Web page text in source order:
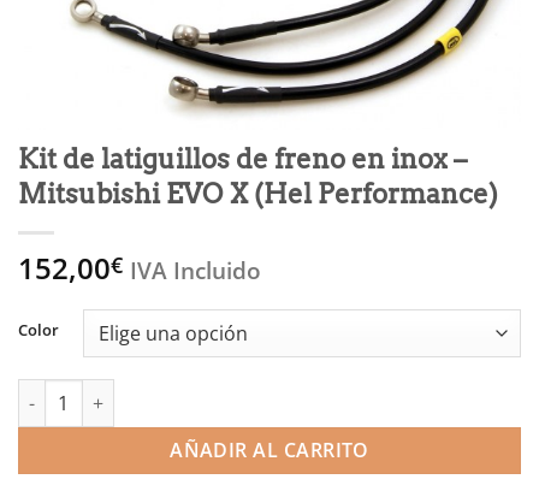
Kit de latiguillos de freno en inox –
Mitsubishi EVO X (Hel Performance)
152,00€ IVA Incluido
Color
Kit de latiguillos de freno en inox - Mitsubishi EVO X (Hel
AÑADIR AL CARRITO